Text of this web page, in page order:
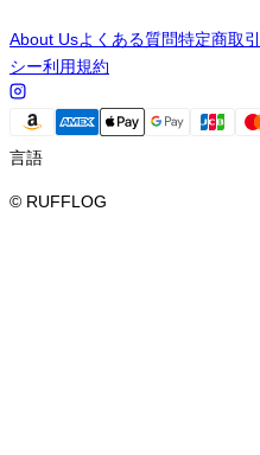
About Usよくある質問特定商取
シー利用規約
言語
© RUFFLOG